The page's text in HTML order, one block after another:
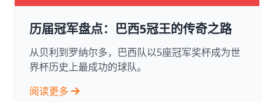
历届冠军盘点：巴西5冠王的传奇之路
从贝利到罗纳尔多，巴西队以5座冠军奖杯成为世
界杯历史上最成功的球队。
阅读更多